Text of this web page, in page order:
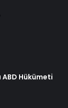
ABD Hükümeti